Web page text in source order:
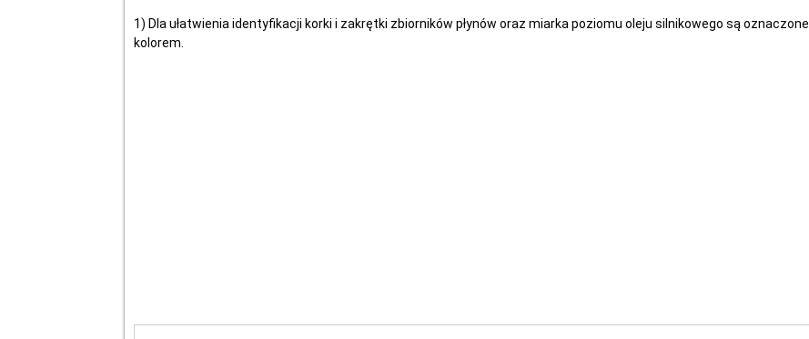
1) Dla ułatwienia identyfikacji korki i zakrętki zbiorników płynów oraz miarka poziomu oleju silnikowego są oznaczone
kolorem.